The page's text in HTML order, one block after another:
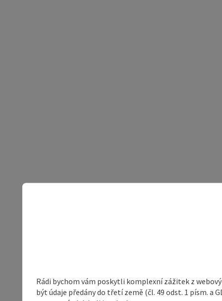
Rádi bychom vám poskytli komplexní zážitek z
být údaje předány do třetí země (čl. 49 odst. 1 písm.